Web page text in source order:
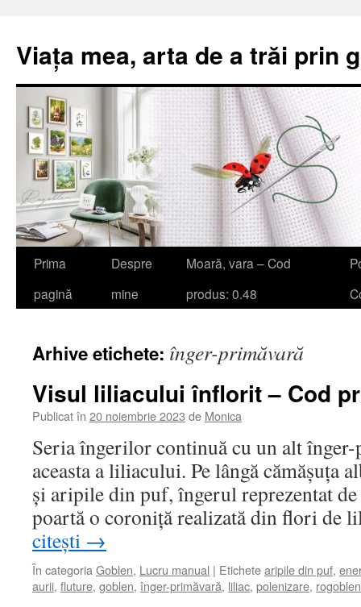
Viața mea, arta de a trăi prin
Sari
Prima
pagină
Despre
mine
Moară, vara – Cod
produs: 0.48
Arhive etichete: înger-primăvară
Visul liliacului înflorit – Cod
Publicat în 20 noiembrie 2023 de Monica
Seria îngerilor continuă cu un alt înger-
aceasta a liliacului. Pe lângă cămășuța
și aripile din puf, îngerul reprezentat
poartă o coroniță realizată din flori
citești →
În categoria Goblen, Lucru manual | Etichetearipile din puf,
aurii, fluture, goblen, înger-primăvară, liliac, polenizare, rogoblen